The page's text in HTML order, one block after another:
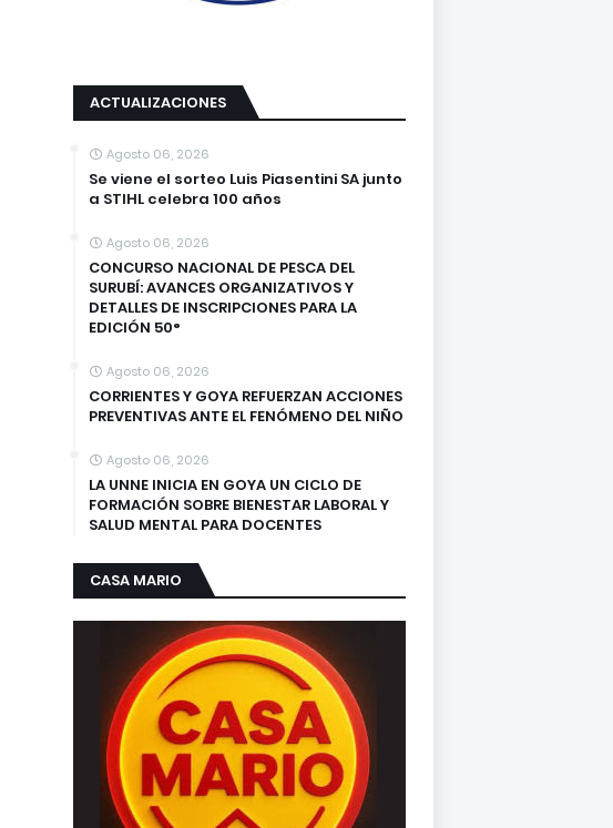
ACTUALIZACIONES
Agosto 06, 2026
Se viene el sorteo Luis Piasentini SA junto
a STIHL celebra 100 años
Agosto 06, 2026
CONCURSO NACIONAL DE PESCA DEL
SURUBÍ: AVANCES ORGANIZATIVOS Y
DETALLES DE INSCRIPCIONES PARA LA
EDICIÓN 50°
Agosto 06, 2026
CORRIENTES Y GOYA REFUERZAN ACCIONES
PREVENTIVAS ANTE EL FENÓMENO DEL NIÑO
Agosto 06, 2026
LA UNNE INICIA EN GOYA UN CICLO DE
FORMACIÓN SOBRE BIENESTAR LABORAL Y
SALUD MENTAL PARA DOCENTES
CASA MARIO